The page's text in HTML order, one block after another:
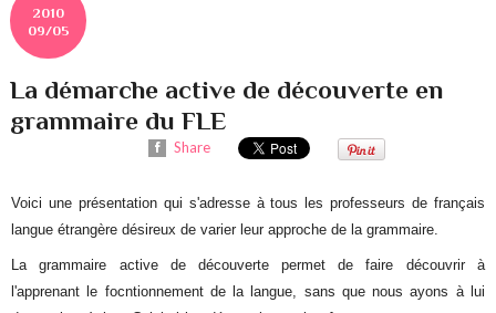
2010
09/05
La démarche active de découverte en
grammaire du FLE
Share
Voici une présentation qui s'adresse à tous les professeurs de français
langue étrangère désireux de varier leur approche de la grammaire.
La grammaire active de découverte permet de faire découvrir à
l'apprenant le focntionnement de la langue, sans que nous ayons à lui